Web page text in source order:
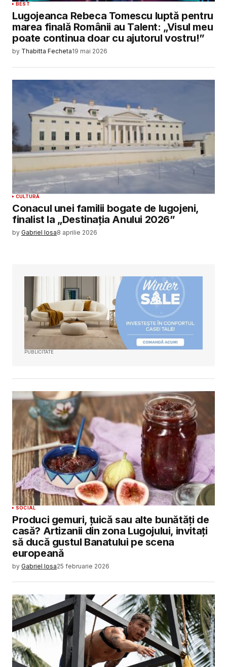
BEST
Lugojeanca Rebeca Tomescu luptă pentru
marea finală Românii au Talent: „Visul meu
poate continua doar cu ajutorul vostru!”
by Thabitta Fecheta19 mai 2026
CULTURĂ
Conacul unei familii bogate de lugojeni,
finalist la „Destinația Anului 2026”
by Gabriel Iosa8 aprilie 2026
PUBLICITATE
SOCIAL
Produci gemuri, țuică sau alte bunătăți de
casă? Artizanii din zona Lugojului, invitați
să ducă gustul Banatului pe scena
europeană
by Gabriel Iosa25 februarie 2026